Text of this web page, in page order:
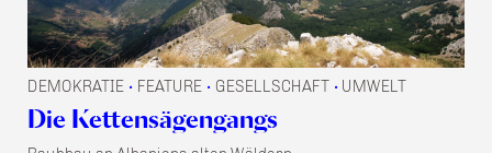
DEMOKRATIE • FEATURE • GESELLSCHAFT • UMWELT
Die Kettensägengangs